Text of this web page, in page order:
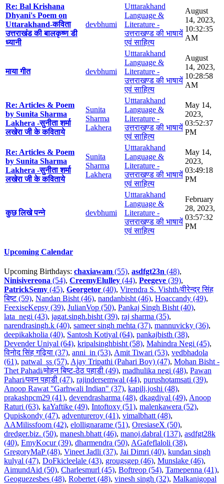
Re: Bal Krishana
Dhyani's Poem on
Uttarakhand-कविता
उत्तराखंड की बालकृष्ण डी
ध्यानी
devbhumi
Utttarakhand
Language &
Literature -
उत्तराखण्ड की भाषायें
एवं साहित्य
August
14, 2023,
10:32:35
AM
माया गीत devbhumi
Utttarakhand
Language &
Literature -
उत्तराखण्ड की भाषायें
एवं साहित्य
August
14, 2023,
10:28:58
AM
Re: Articles & Poem
by Sunita Sharma
Lakhera -सुनीता शर्मा
लखेरा जी के कविताये
Sunita
Sharma
Lakhera
Utttarakhand
Language &
Literature -
उत्तराखण्ड की भाषायें
एवं साहित्य
May 14,
2023,
03:52:37
PM
Re: Articles & Poem
by Sunita Sharma
Lakhera -सुनीता शर्मा
लखेरा जी के कविताये
Sunita
Sharma
Lakhera
Utttarakhand
Language &
Literature -
उत्तराखण्ड की भाषायें
एवं साहित्य
May 14,
2023,
03:49:18
PM
कुछ लिखे पन्ने devbhumi
Utttarakhand
Language &
Literature -
उत्तराखण्ड की भाषायें
एवं साहित्य
February
28, 2023,
03:57:32
PM
Upcoming Calendar
Upcoming Birthdays: chaxiawam (55), asdfgt23n (48),
Ninisivereona (54), CreemyElulley (44), Peegeve (39),
PatrickSemy (45), Georgetor (40), Virendra S. Vishth/वीरेन्द्र सिंह
बिष्ट (59), Nandan Bisht (46), nandanbisht (46), Hoaccandy (49),
FeexiseKepsy (39), JulianVop (50), Pankaj Singh Bisht (40),
lata_negi (43), jagat.singh.bisht (39), raj sharma (35),
narendrasingh.k (40), sameer singh mehta (37), mannuvicky (36),
deepikakholia (40), Santosh Kotiyal (64), pankajbisth (38),
Devender Uniyal (64), kripalsinghbisht (58), Mahindra Negi (45),
विनोद सिंह गढ़िया (37), anni_in (53), Amit Tiwari (53), vedbhadola
(61), patwal_ss (57), Ajay Tripathi (Pahari Boy) (47), Mohan Bisht -
Thet Pahadi/मोहन बिष्ट-ठेठ पहाडी (49), madhulika negi (48), Pawan
Pahari/पवन पहाडी (47), rajindersemwal (44), purushotamsati (39),
Anoop Rawat "Garhwali Indian" (37), kapilj.joshi (48),
prakashpcm29 (41), devendrasharma (48), dkagdiyal (49), Anoop
Raturi (63), kaYaftike (49), Intoftoxy (51), malenkawera (52),
Qupiskondy (47), adventureroy (41), vimalbhatt (48),
AAMilissfoom (42), elollignarame (51), OresiaseX (50),
dredger.biz. (50), manesh.bhatt (46), manoj.dabral (137), asdfgt28k
(40), EmyKocur (39), dharmendra (50), AGafeflaloli (38),
GregoryMaP (48), Vineet Jadli (37), Jai Dimri (40), kundan singh
kulyal (47), DoFkicleelale (43), grougsgep (46), Munslake (46),
AimundAid (50), Charlesmurl (45), Boftreop (54), Tamepenna (41),
Geoguezesbes (48), Robertet (48), vinesh singh (32), Malkanigopal